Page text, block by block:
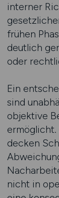
interner
frühen
deutlich
oder
Ein
sind
objektive
ermöglicht.
decken
nicht in